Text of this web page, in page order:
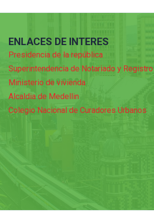
ENLACES DE INTERES
Presidencia de la república
Superintendencia de Notariado y Registro
Ministerio de vivienda
Alcaldia de Medellin
Colegio Nacional de Curadores Urbanos